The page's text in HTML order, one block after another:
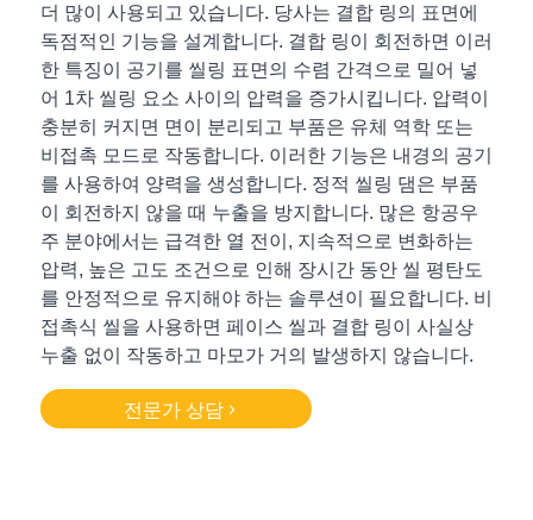
더 많이 사용되고 있습니다. 당사는 결합 링의 표면에
독점적인 기능을 설계합니다. 결합 링이 회전하면 이러
한 특징이 공기를 씰링 표면의 수렴 간격으로 밀어 넣
어 1차 씰링 요소 사이의 압력을 증가시킵니다. 압력이
충분히 커지면 면이 분리되고 부품은 유체 역학 또는
비접촉 모드로 작동합니다. 이러한 기능은 내경의 공기
를 사용하여 양력을 생성합니다. 정적 씰링 댐은 부품
이 회전하지 않을 때 누출을 방지합니다. 많은 항공우
주 분야에서는 급격한 열 전이, 지속적으로 변화하는
압력, 높은 고도 조건으로 인해 장시간 동안 씰 평탄도
를 안정적으로 유지해야 하는 솔루션이 필요합니다. 비
접촉식 씰을 사용하면 페이스 씰과 결합 링이 사실상
누출 없이 작동하고 마모가 거의 발생하지 않습니다.
전문가 상담